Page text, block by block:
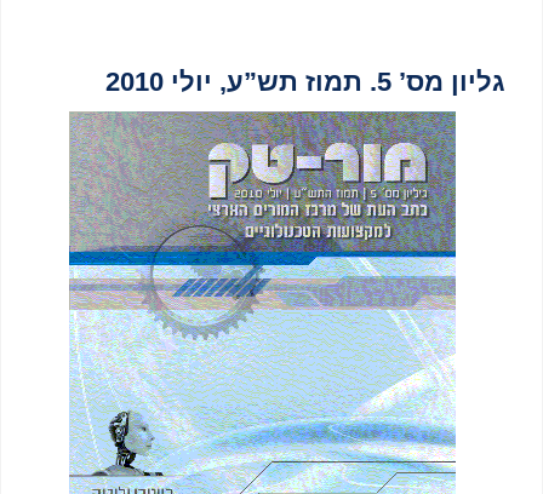
גליון מס’ 5. תמוז תש”ע, יולי 2010